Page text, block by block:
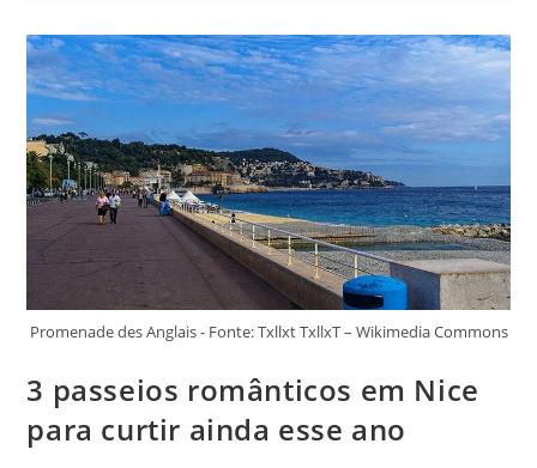
Casal
Viajante
Deve
Fazer
Junto
Promenade des Anglais - Fonte: Txllxt TxllxT – Wikimedia Commons
3 passeios românticos em Nice
para curtir ainda esse ano